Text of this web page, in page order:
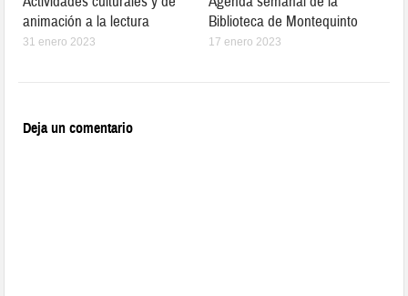
animación a la lectura
31 enero 2023
Biblioteca de Montequinto
17 enero 2023
Deja un comentario